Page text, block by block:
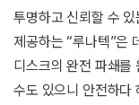
투명하고 신뢰할 수
제공하는 “루나텍”은
디스크의 완전 파쇄를
수도 있으니 안전하다